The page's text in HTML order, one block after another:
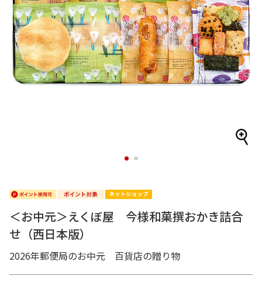
1 2
＜お中元＞えくぼ屋 今様和菓撰おかき詰合
せ（西日本版）
2026年郵便局のお中元 百貨店の贈り物